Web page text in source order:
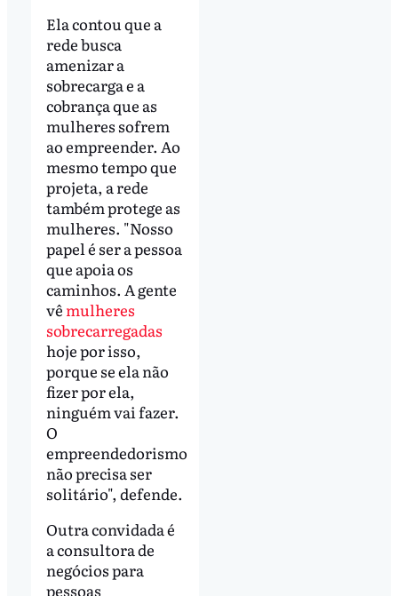
Ela contou que a
rede busca
amenizar a
sobrecarga e a
cobrança que as
mulheres sofrem
ao empreender. Ao
mesmo tempo que
projeta, a rede
também protege as
mulheres. "Nosso
papel é ser a pessoa
que apoia os
caminhos. A gente
vê mulheres
sobrecarregadas
hoje por isso,
porque se ela não
fizer por ela,
ninguém vai fazer.
O
empreendedorismo
não precisa ser
solitário", defende.
Outra convidada é
a consultora de
negócios para
pessoas